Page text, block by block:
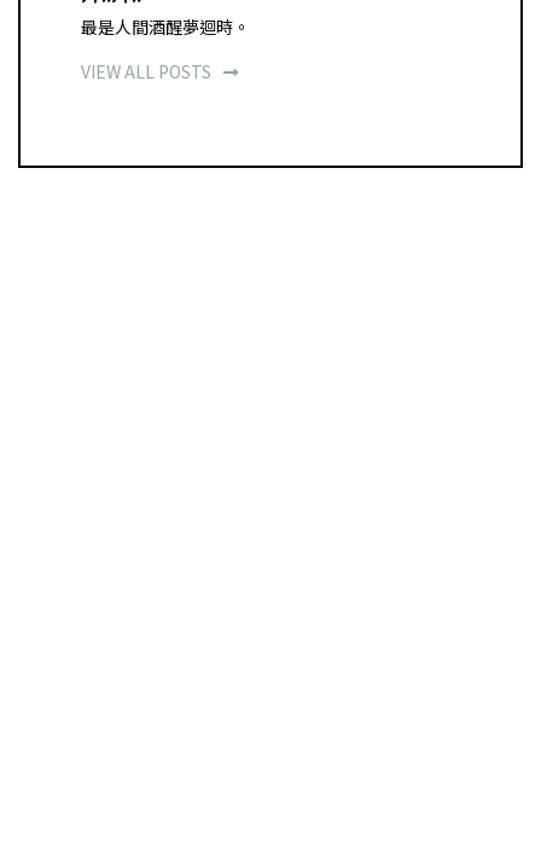
最是人間酒醒夢迴時。
VIEW ALL POSTS